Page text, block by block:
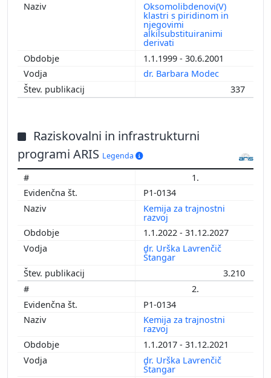
Oksomolibdenovi(V)
klastri s piridinom in
njegovimi
alkilsubstituiranimi
derivati
1.1.1999 - 30.6.2001
dr. Barbara Modec
337
Raziskovalni in infrastrukturni
programi ARIS Legenda
1.
P1-0134
Kemija za trajnostni
razvoj
1.1.2022 - 31.12.2027
dr. Urška Lavrenčič
Štangar
3.210
2.
P1-0134
Kemija za trajnostni
razvoj
1.1.2017 - 31.12.2021
dr. Urška Lavrenčič
Štangar